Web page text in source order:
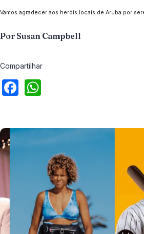
Vamos agradecer aos heróis locais de Aruba por
Por Susan Campbell
Compartilhar